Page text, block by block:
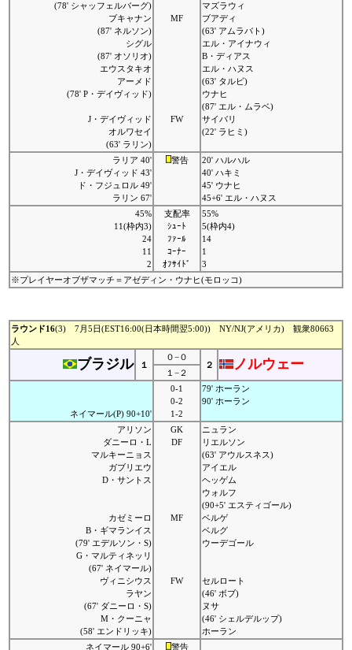
(78' シャッフェルバーグ)
ブキャナン
(87' ネルソン)
シグル
(87' オソリオ)
エウスタキオ
アーメド
(78' P・デイヴィッド)
J・デイヴィッド
オルワセイ
(63' ラリン)
MF
FW
マズラウィ
ブアディ
(63' アムラバト)
エル・アイナウィ
B・ディアス
エル・ハヌス
(63' タルビ)
ウナヒ
(87' エル・ムラベ)
サイバリ
(22' ラヒミ)
ラリア 40'
J・デイヴィッド 43'
ド・フジュロル 49'
ラリン 67'
警告
20' ハルハル
40' ハキミ
45' ウナヒ
45+6' エル・ハヌス
45%
11(枠内3)
24
11
2
支配率
ｼｭｰﾄ
ﾌｧｰﾙ
ｺｰﾅｰ
ｵﾌｻｲﾄﾞ
55%
5(枠内4)
14
1
3
※プレイヤーオブザマッチ＝アゼディン・ウナヒ(モロッコ)
ラウンド16(3) 7月5日(EST16:00(日本時間翌5:00)) NY/NJ(アメリカ) 観衆80663
人
ブラジル １
０−０
２
ノルウェー
１−２
ネイマール(P) 90+10'
0-1
0-2
1-2
79' ホーラン
90' ホーラン
アリソン
ダニーロ・L
マルキーニョス
ガブリエウ
D・サントス
カゼミーロ
B・ギマランイス
(79' エデルソン・S)
G・マルティネッリ
(67' ネイマール)
ヴィニシウス
ラヤン
(67' ダニーロ・S)
M・クーニャ
(58' エンドリッキ)
GK
DF
MF
FW
ニュラン
リエルソン
(63' アウルスネス)
アイエル
ヘッゲム
ウォルフ
(90+5' エスティゴール)
ベルゲ
ベルグ
ウーデゴール
セルロート
(46' ボブ)
ヌサ
(46' シェルデルップ)
ホーラン
ネイマール 90+6'
警告